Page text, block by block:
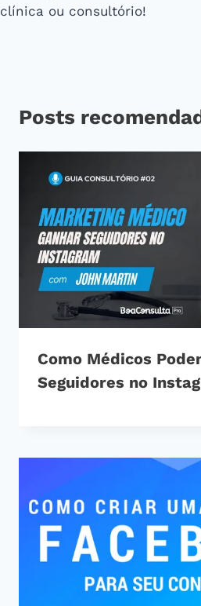
clínica ou consultório!
Posts
Como Médicos
Seguidores no